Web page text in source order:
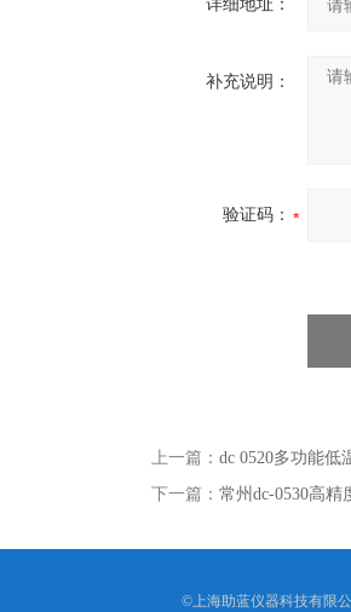
详细地址：
补充说明：
验证码：
上一篇： dc 0520多功能低
下一篇： 常州dc-0530高精
©上海助蓝仪器科技有限